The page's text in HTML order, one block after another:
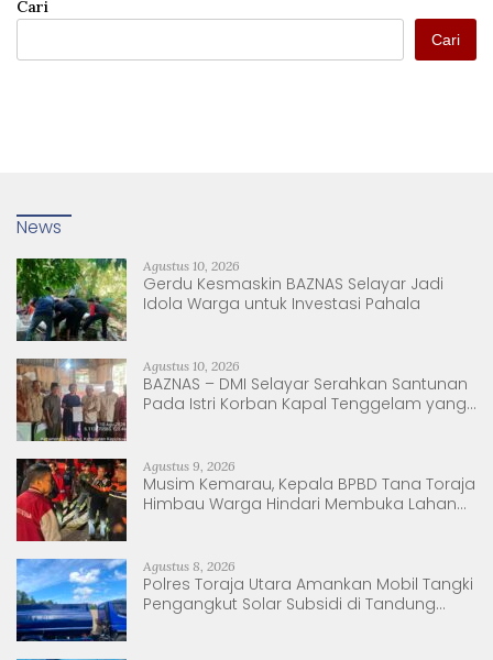
Cari
Cari
News
Agustus 10, 2026
Gerdu Kesmaskin BAZNAS Selayar Jadi
Idola Warga untuk Investasi Pahala
Agustus 10, 2026
BAZNAS – DMI Selayar Serahkan Santunan
Pada Istri Korban Kapal Tenggelam yang
Agustus 9, 2026
Musim Kemarau, Kepala BPBD Tana Toraja
Himbau Warga Hindari Membuka Lahan
Agustus 8, 2026
Polres Toraja Utara Amankan Mobil Tangki
Pengangkut Solar Subsidi di Tandung